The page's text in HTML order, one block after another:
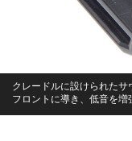
クレードルに設けられた
フロントに導き、低音を増